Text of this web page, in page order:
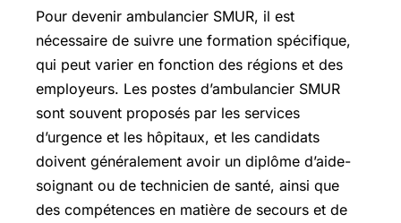
Pour devenir ambulancier SMUR, il est
nécessaire de suivre une formation spécifique,
qui peut varier en fonction des régions et des
employeurs. Les postes d’ambulancier SMUR
sont souvent proposés par les services
d’urgence et les hôpitaux, et les candidats
doivent généralement avoir un diplôme d’aide-
soignant ou de technicien de santé, ainsi que
des compétences en matière de secours et de